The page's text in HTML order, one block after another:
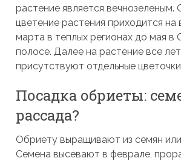
растение является вечнозеленым.
цветение растения приходится
марта в теплых регионах до мая в
полосе. Далее на растение все
присутствуют отдельные
Посадка обриеты:
рассада?
Обриету выращивают из семян
Семена высевают в феврале,